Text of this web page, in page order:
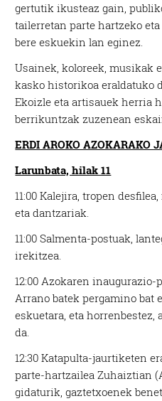
gertutik ikusteaz gain,
tailerretan parte hartzeko
bere eskuekin lan eginez.
Usainek, koloreek, musikak
kasko historikoa eraldatuko
Ekoizle eta artisauek herria
berrikuntzak zuzenean
ERDI AROKO AZOKARAKO
Larunbata, hilak 11
11:00 Kalejira, tropen
eta dantzariak.
11:00 Salmenta-postuak,
irekitzea.
12:00 Azokaren
Arrano batek pergamino bat
eskuetara, eta horrenbestez,
da.
12:30 Katapulta-jaurtiketen
parte-hartzailea Zuhaiztian
gidaturik, gaztetxoenek